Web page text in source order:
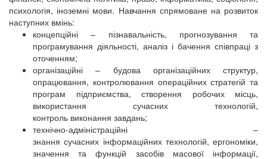
психологія, іноземні мови. Навчання спрямоване на розвиток
наступних вмінь:
концепційні – пізнавальність, прогнозування та
програмування діяльності, аналіз і бачення співпраці з
оточенням;
організаційні – будова організаційних структур,
опрацювання, контролювання операційних стратегій та
програм підприємства, створення робочих місць,
використання сучасних технологій,
контроль виконання завдань;
технічно-адміністраційні –
знання сучасних інформаційних технологій, ергономіки,
значення та функцій засобів масової інформації,